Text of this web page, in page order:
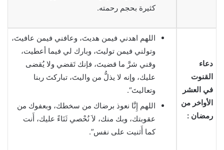
كثيرة بحجم رحمته.
دعاء
القنوت
في العشر
الأواخر من
رمضان :
اللهم اهدني فيمن هديتَ، وعافني فيمن عافيتَ،
وتولني فيمن توليتَ، وبارك لي فيما أعطيت،
وقني شرَّ ما قضيتَ، فإنك تَقضي ولا يُقضى
عليك، وإنه لا يذلُّ من واليتَ، تباركتَ ربنا
وتعاليتَ“.
اللهم إِنَّا نعوذ برضاك من سخطك، وبعفوك من
عقوبتك، وبك منك، لاَ نُحْصي ثَنَاءً عليك، أَنت
كما أَثنيت على نفس”.